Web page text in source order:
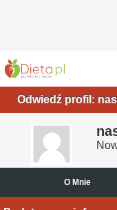
Odwiedź profil:
O Mnie